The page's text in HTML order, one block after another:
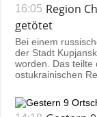
16:05 Region
getötet
Bei einem
der Stadt
worden. Das teilte
ostukrainischen